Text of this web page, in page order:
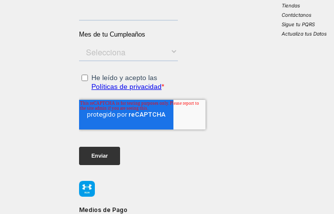
Medios de Pago
Tiendas
Contáctanos
Sigue tu PQRS
Actualiza tus Datos